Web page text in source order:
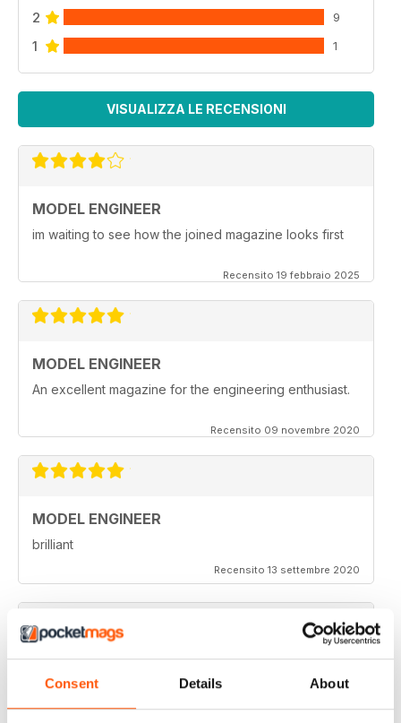
Consent Details About
2 9
1 1
VISUALIZZA LE RECENSIONI
MODEL ENGINEER
im waiting to see how the joined magazine looks first
Recensito 19 febbraio 2025
MODEL ENGINEER
An excellent magazine for the engineering enthusiast.
Recensito 09 novembre 2020
MODEL ENGINEER
brilliant
Recensito 13 settembre 2020
MODEL ENGINEER
one of the best out there